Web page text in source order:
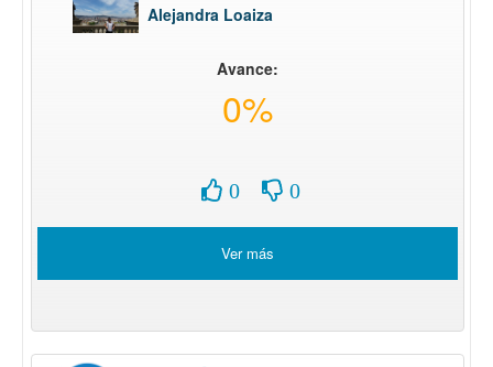
Alejandra Loaiza
Avance:
0%
0 0
Ver más